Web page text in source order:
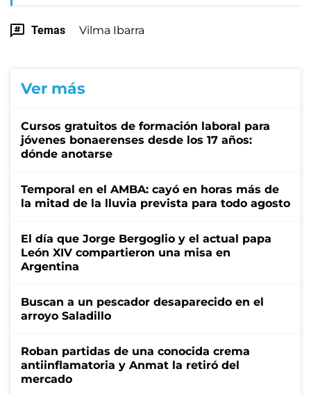
Temas Vilma Ibarra
Ver más
Cursos gratuitos de formación laboral para
jóvenes bonaerenses desde los 17 años:
dónde anotarse
Temporal en el AMBA: cayó en horas más de
la mitad de la lluvia prevista para todo agosto
El día que Jorge Bergoglio y el actual papa
León XIV compartieron una misa en
Argentina
Buscan a un pescador desaparecido en el
arroyo Saladillo
Roban partidas de una conocida crema
antiinflamatoria y Anmat la retiró del
mercado